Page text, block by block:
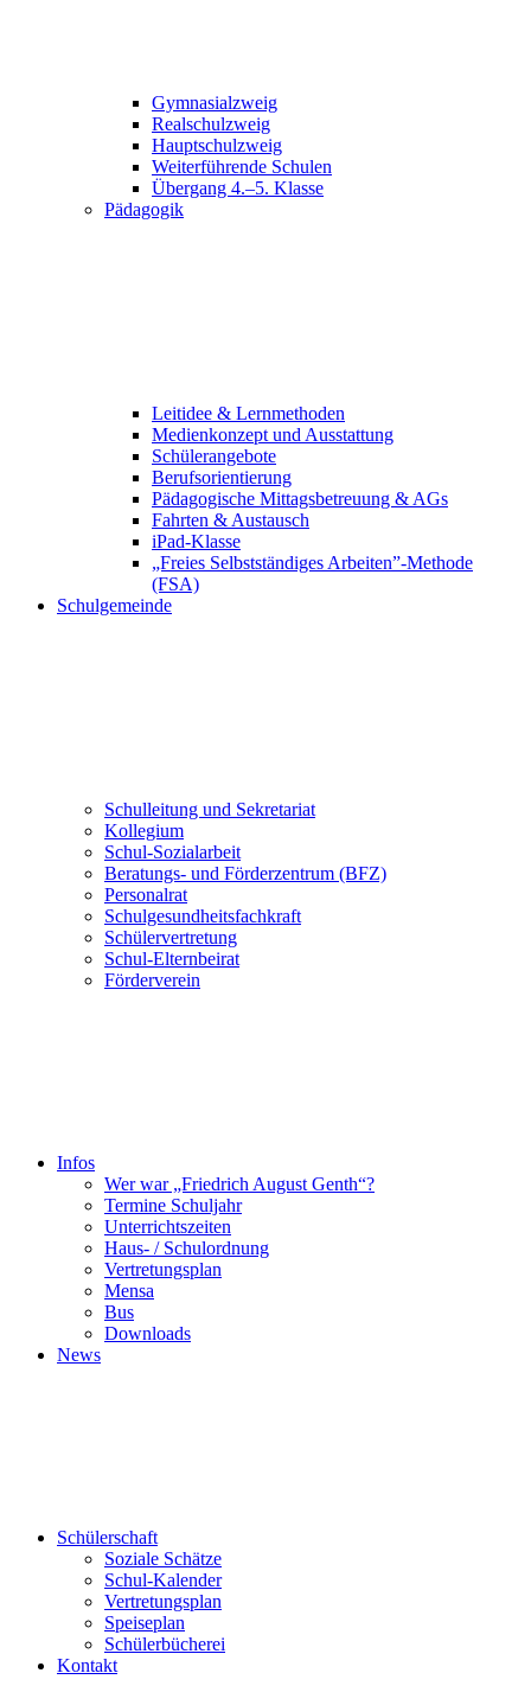
Gymnasialzweig
Realschulzweig
Hauptschulzweig
Weiterführende Schulen
Übergang 4.–5. Klasse
Pädagogik
Leitidee & Lernmethoden
Medienkonzept und Ausstattung
Schülerangebote
Berufsorientierung
Pädagogische Mittagsbetreuung & AGs
Fahrten & Austausch
iPad-Klasse
„Freies Selbstständiges Arbeiten”-Methode
(FSA)
Schulgemeinde
Schulleitung und Sekretariat
Kollegium
Schul-Sozialarbeit
Beratungs- und Förderzentrum (BFZ)
Personalrat
Schulgesundheitsfachkraft
Schülervertretung
Schul-Elternbeirat
Förderverein
Infos
Wer war „Friedrich August Genth“?
Termine Schuljahr
Unterrichtszeiten
Haus- / Schulordnung
Vertretungsplan
Mensa
Bus
Downloads
News
Schülerschaft
Soziale Schätze
Schul-Kalender
Vertretungsplan
Speiseplan
Schülerbücherei
Kontakt